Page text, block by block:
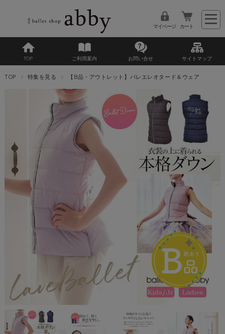
マイページ カート
TOP ご利用案内 お問い合せ サイトマップ
TOP 特集を見る 【B品・アウトレット】バレエレオタード＆ウェア